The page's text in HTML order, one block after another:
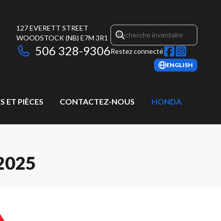
127 EVERETT STREET
WOODSTOCK(NB) E7M 3R1
506 328-9306Restez connecté
ENGLISH
ET PIÈCES CONTACTEZ-NOUS HONDA